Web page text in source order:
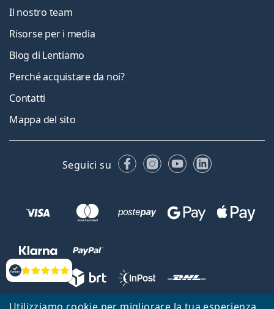
Valutazione
Il nostro team
Risorse per i media
Blog di Lentiamo
Perché acquistare da noi?
Contatti
Mappa del sito
Seguici su FacebookInstagram
YouTubeLinkedIn